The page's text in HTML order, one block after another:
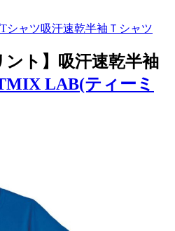
Tシャツ吸汗速乾半袖Ｔシャツ
ント】吸汗速乾半袖
LAB(ティーミ